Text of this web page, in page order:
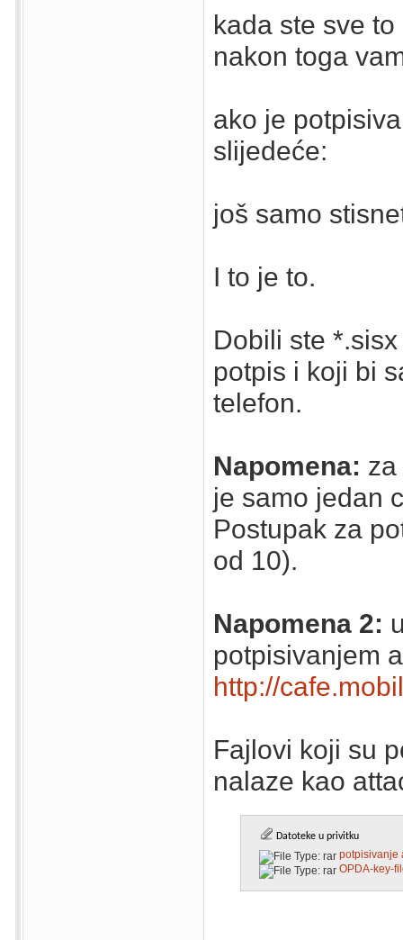
kada ste sve
nakon toga
ako je
slijedeće:
još samo
I to je to.
Dobili ste
potpis i koji bi
telefon.
Napomena:
je samo jedan
Postupak za
od 10).
Napomena 2:
potpisivanjem
http://
Fajlovi koji su
nalaze kao
Datoteke u privitku
potpisivanje
OPDA-key-